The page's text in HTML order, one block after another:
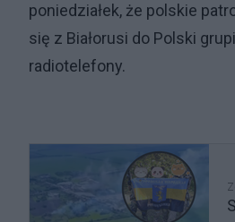
poniedziałek, że polskie
się z Białorusi do Polski
radiotelefony.